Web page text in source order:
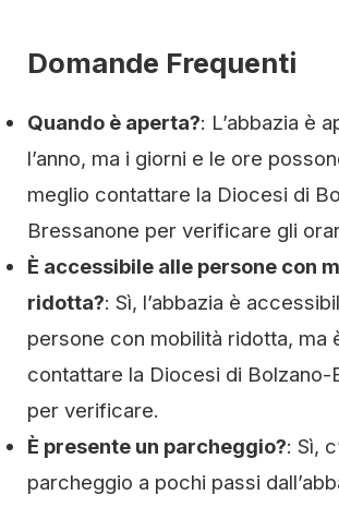
Domande Frequenti
Quando è aperta?: L’abbazia è
l’anno, ma i giorni e le ore
meglio contattare la Diocesi di
Bressanone per verificare gli
È accessibile alle persone con
ridotta?: Sì, l’abbazia è
persone con mobilità ridotta, ma
contattare la Diocesi di Bolzano-
per verificare.
È presente un parcheggio?: Sì,
parcheggio a pochi passi